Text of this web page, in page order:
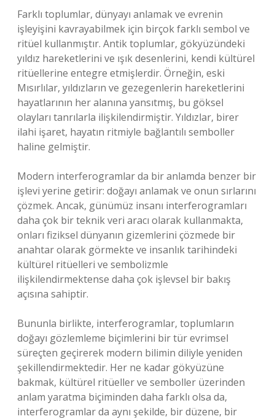
Farklı toplumlar, dünyayı anlamak ve evrenin
işleyişini kavrayabilmek için birçok farklı sembol ve
ritüel kullanmıştır. Antik toplumlar, gökyüzündeki
yıldız hareketlerini ve ışık desenlerini, kendi kültürel
ritüellerine entegre etmişlerdir. Örneğin, eski
Mısırlılar, yıldızların ve gezegenlerin hareketlerini
hayatlarının her alanına yansıtmış, bu göksel
olayları tanrılarla ilişkilendirmiştir. Yıldızlar, birer
ilahi işaret, hayatın ritmiyle bağlantılı semboller
haline gelmiştir.
Modern interferogramlar da bir anlamda benzer bir
işlevi yerine getirir: doğayı anlamak ve onun sırlarını
çözmek. Ancak, günümüz insanı interferogramları
daha çok bir teknik veri aracı olarak kullanmakta,
onları fiziksel dünyanın gizemlerini çözmede bir
anahtar olarak görmekte ve insanlık tarihindeki
kültürel ritüelleri ve sembolizmle
ilişkilendirmektense daha çok işlevsel bir bakış
açısına sahiptir.
Bununla birlikte, interferogramlar, toplumların
doğayı gözlemleme biçimlerini bir tür evrimsel
süreçten geçirerek modern bilimin diliyle yeniden
şekillendirmektedir. Her ne kadar gökyüzüne
bakmak, kültürel ritüeller ve semboller üzerinden
anlam yaratma biçiminden daha farklı olsa da,
interferogramlar da aynı şekilde, bir düzene, bir